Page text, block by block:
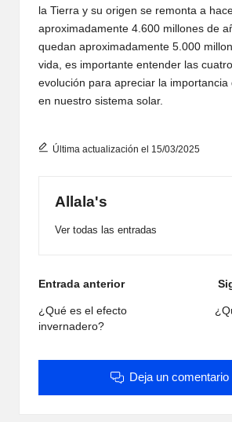
la Tierra y su origen se remonta a
aproximadamente 4.600 millones de
quedan aproximadamente 5.000
vida, es importante entender las
evolución para apreciar la importancia
en nuestro sistema solar.
Última actualización el 15/03/2025
Allala's
Ver todas las entradas
Navegación
de
Entrada anterior
¿Qué es el efecto
invernadero?
Deja un comentario